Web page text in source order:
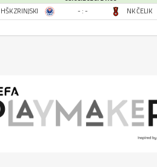
HŠK ZRINJSKI
- : - NK ČELIK